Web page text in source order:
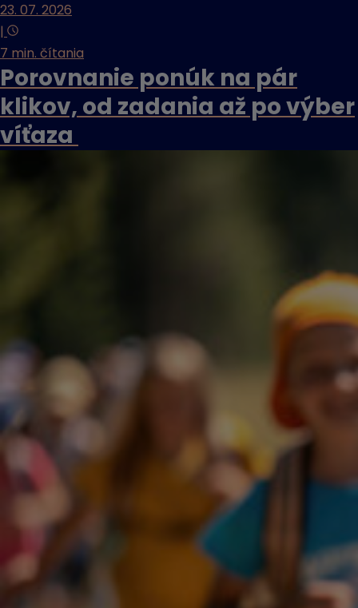
23. 07. 2026
|
7 min. čítania
Porovnanie ponúk na pár
klikov, od zadania až po výber
víťaza